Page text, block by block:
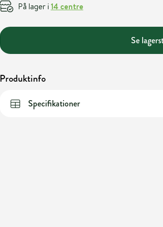
På lager i 14 centre
Se
Produktinfo
Specifikationer